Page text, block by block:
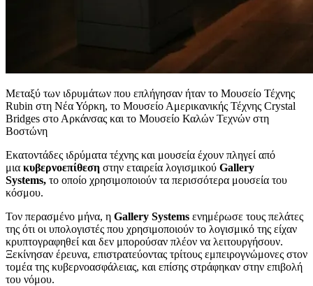
Μεταξύ των ιδρυμάτων που επλήγησαν ήταν το Μουσείο Τέχνης
Rubin στη Νέα Υόρκη, το Μουσείο Αμερικανικής Τέχνης Crystal
Bridges στο Αρκάνσας και το Μουσείο Καλών Τεχνών στη
Βοστώνη
Εκατοντάδες ιδρύματα τέχνης και μουσεία έχουν πληγεί από
μια κυβερνοεπίθεση στην εταιρεία λογισμικού Gallery
Systems, το οποίο χρησιμοποιούν τα περισσότερα μουσεία του
κόσμου.
Τον περασμένο μήνα, η Gallery Systems ενημέρωσε τους πελάτες
της ότι οι υπολογιστές που χρησιμοποιούν το λογισμικό της είχαν
κρυπτογραφηθεί και δεν μπορούσαν πλέον να λειτουργήσουν.
Ξεκίνησαν έρευνα, επιστρατεύοντας τρίτους εμπειρογνώμονες στον
τομέα της κυβερνοασφάλειας, και επίσης στράφηκαν στην επιβολή
του νόμου.